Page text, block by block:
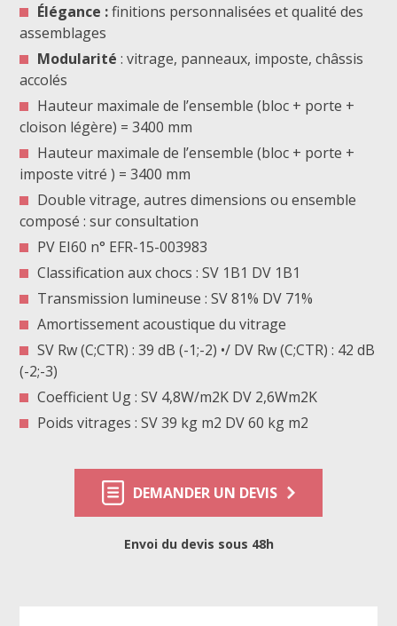
Élégance :finitions personnalisées et qualité des
assemblages
Modularité : vitrage, panneaux, imposte, châssis
accolés
Hauteur maximale de l’ensemble (bloc + porte +
cloison légère) = 3400 mm
Hauteur maximale de l’ensemble (bloc + porte +
imposte vitré ) = 3400 mm
Double vitrage, autres dimensions ou ensemble
composé : sur consultation
PV EI60 n° EFR-15-003983
Classification aux chocs : SV 1B1 DV 1B1
Transmission lumineuse : SV 81% DV 71%
Amortissement acoustique du vitrage
SV Rw (C;CTR) : 39 dB (-1;-2) •/ DV Rw (C;CTR) : 42 dB
(-2;-3)
Coefficient Ug : SV 4,8W/m2K DV 2,6Wm2K
Poids vitrages : SV 39 kg m2 DV 60 kg m2
DEMANDER UN DEVIS
Envoi du devis sous 48h